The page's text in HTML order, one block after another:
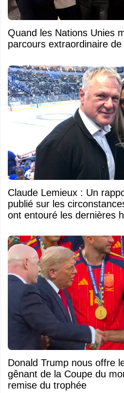
Quand les Nations Unies
parcours extraordinaire
Claude Lemieux : Un
publié sur les
ont entouré les dernières
Donald Trump nous offre
gênant de la Coupe du
remise du trophée